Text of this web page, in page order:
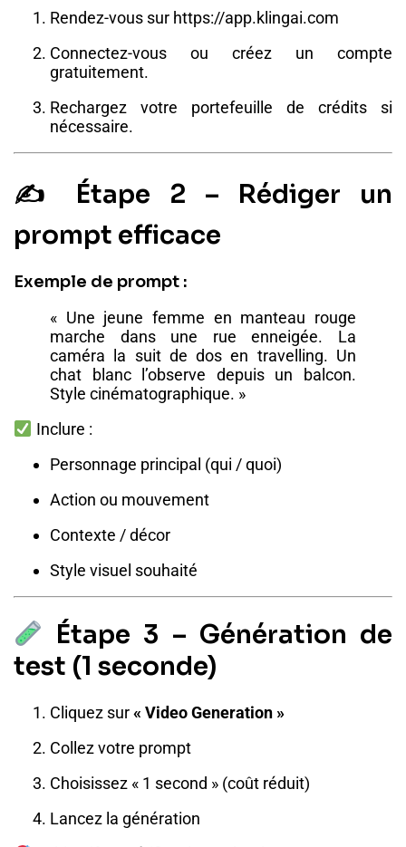
Rendez-vous sur https://app.klingai.com
Connectez-vous ou créez un compte
gratuitement.
Rechargez votre portefeuille de crédits si
nécessaire.
✍️ Étape 2 – Rédiger un
prompt efficace
Exemple de prompt :
« Une jeune femme en manteau rouge
marche dans une rue enneigée. La
caméra la suit de dos en travelling. Un
chat blanc l’observe depuis un balcon.
Style cinématographique. »
Inclure :
Personnage principal (qui / quoi)
Action ou mouvement
Contexte / décor
Style visuel souhaité
Étape 3 – Génération de
test (1 seconde)
Cliquez sur« Video Generation »
Collez votre prompt
Choisissez « 1 second » (coût réduit)
Lancez la génération